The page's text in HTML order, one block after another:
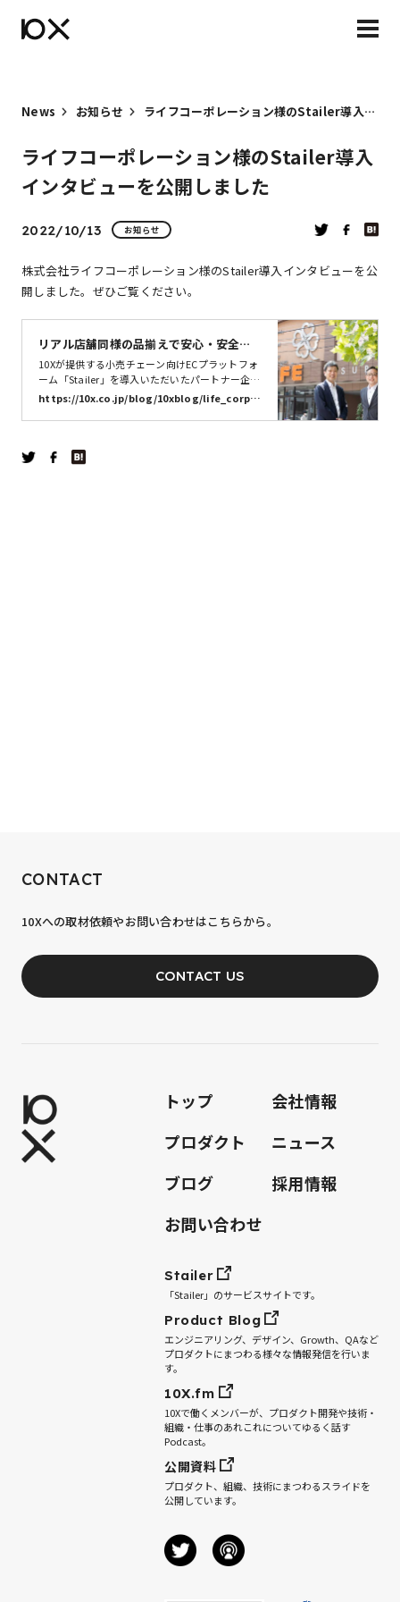
News お知らせ ライフコーポレーション様のStailer導入インタビューを公開しました
ライフコーポレーション様のStailer導入
インタビューを公開しました
2022/10/13 お知らせ
株式会社ライフコーポレーション様のStailer導入インタビューを公
開しました。ぜひご覧ください。
リアル店舗同様の品揃えで安心・安全な
商品を届けるために。「Stailer」導入で
ネットスーパー事業へ新たな変革を | 株式
会社10X
10Xが提供する小売チェーン向けECプラットフォ
ーム「Stailer」を導入いただいたパートナー企業
の声を紹介する導入事例。株式会社ライフコーポ
レーションのインタビューです。
https://10x.co.jp/blog/10xblog/life_corpo
あなたの力が、必要です。
JOIN OUR TEAM
CONTACT
10Xへの取材依頼やお問い合わせはこちらから。
CONTACT US
トップ
会社情報
プロダクト
ニュース
ブログ
採用情報
お問い合わせ
Stailer
「Stailer」のサービスサイトです。
Product Blog
エンジニアリング、デザイン、Growth、QAなど
プロダクトにまつわる様々な情報発信を行いま
す。
10X.fm
10Xで働くメンバーが、プロダクト開発や技術・
組織・仕事のあれこれについてゆるく話す
Podcast。
公開資料
プロダクト、組織、技術にまつわるスライドを
公開しています。